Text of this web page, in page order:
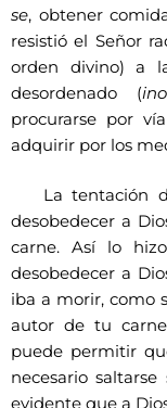
se, obtener
resistió el Señor
orden divino) a
desordenado (
procurarse por
adquirir por los
La tentación
desobedecer a
carne. Así lo
desobedecer a
iba a morir, como
autor de tu
puede permitir
necesario
evidente que a